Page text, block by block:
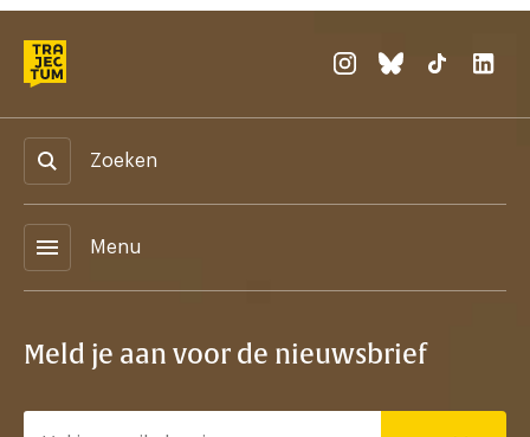
Zoeken
menu Menu
Meld je aan voor de nieuwsbrief